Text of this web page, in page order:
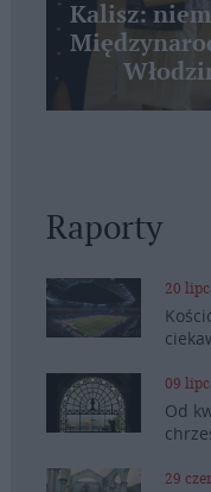
Kalisz:
Raporty
20
09
Od
29